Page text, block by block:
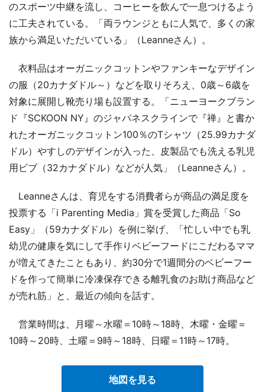
のスポーツ中継を流し、コーヒーを飲んで一息つけるよう
に工夫されている。「両ラウンジともに人気で、多くの家
族から満足いただいている」（Leanneさん）。
衣料品はオーガニックコットンやファンキーなデザイン
の服（20カナダドル～）などを取りそろえ、0歳～6歳を
対象に展開し靴売り場も設置する。「ニューヨークブラン
ド『SCKOON NY』のジャパネスクラインで『禅』と書か
れたオーガニックコットン100％のTシャツ（25.99カナダ
ドル）やすしのデザインが入った、皮製品でも洗える乳児
用ビブ（32カナダドル）などが人気」（Leanneさん）。
Leanneさんは、育児をする消費者らが商品の満足度を
投票する「i Parenting Media」賞を受賞した商品「So
Easy」（59カナダドル）を例に挙げ、「忙しい中でも乳
幼児の健康を気にして手作りベビーフードにこだわるママ
が増えてきたこともあり、約30分で1週間分のベビーフー
ドを作って簡単に冷凍保存できる離乳食のお助け商品など
が売れ筋」と、最近の傾向を話す。
営業時間は、月曜～水曜＝10時～18時、木曜・金曜＝
10時～20時、土曜＝9時～18時、日曜＝11時～17時。
地図を見る